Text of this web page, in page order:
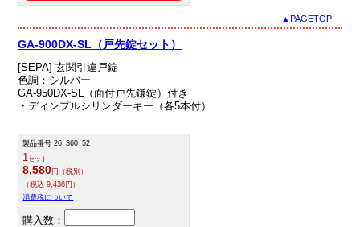
▲PAGETOP
GA-900DX-SL（戸先錠セット）
[SEPA] 玄関引違戸錠
色調：シルバー
GA-950DX-SL（面付戸先鎌錠）付き
・ディンプルシリンダーキー（各5本付）
製品番号 26_360_52
1セット
8,580円（税別）
（税込 9,438円）
消費税について
購入数：